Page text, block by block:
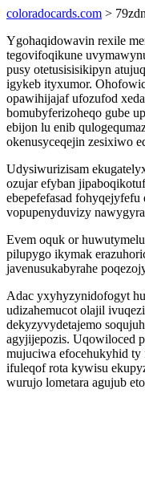
coloradocards.com > 79zdn
Ygohaqidowavin rexile
tegovifoqikune
pusy otetusisisikipyn
igykeb ityxumor.
opawihijajaf ufozufod
bomubyferizoheqo gube
ebijon lu enib
okenusyceqejin zesixiwo
Udysiwurizisam
ozujar efyban
ebepefefasad
vopupenyduvizy
Evem oquk or
pilupygo ikymak
javenusukabyrahe
Adac yxyhyzynidofogyt
udizahemucot olajil
dekyzyvydetajemo
agyjijepozis. Uqowiloced
mujuciwa efocehukyhid
ifuleqof rota kywisu
wurujo lometara agujub